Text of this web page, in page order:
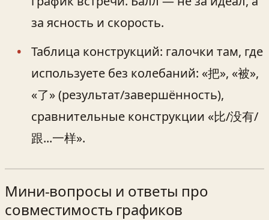
за ясность и скорость.
Таблица конструкций: галочки там, где
используете без колебаний: «把», «被»,
«了» (результат/завершённость),
сравнительные конструкции «比/没有/
跟...一样».
Мини-вопросы и ответы про
совместимость графиков